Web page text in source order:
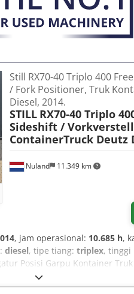
Nuland 11.349 km
Still RX70-40 Triplo 400
/ Fork Positioner, Truk
Diesel, 2014.
STILL RX70-40 Triplo
Sideshift /
ContainerTruck Deutz
, jam operasional: 10.685 h,
diesel, tipe tiang: triplex, tinggi
Posisi Garpu Kontainer
secara berkelanjutan, lihat
stok mesin, truk, trailer, dan